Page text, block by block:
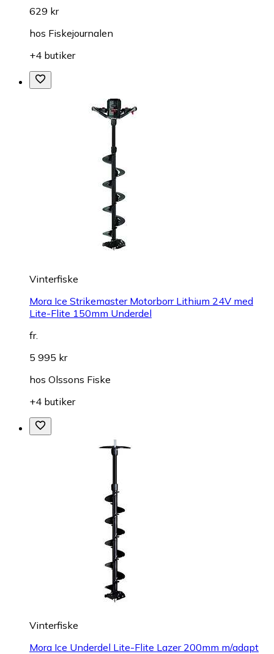
629 kr
hos Fiskejournalen
+4 butiker
Vinterfiske
Mora Ice Strikemaster Motorborr Lithium 24V med
Lite-Flite 150mm Underdel
fr.
5 995 kr
hos Olssons Fiske
+4 butiker
Vinterfiske
Mora Ice Underdel Lite-Flite Lazer 200mm m/adapt